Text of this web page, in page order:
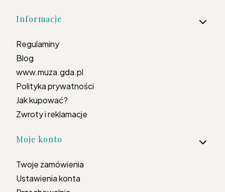
Informacje
Regulaminy
Blog
www.muza.gda.pl
Polityka prywatności
Jak kupować?
Zwroty i reklamacje
Moje konto
Twoje zamówienia
Ustawienia konta